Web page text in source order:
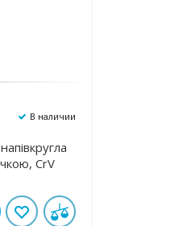
В наличии
CrV